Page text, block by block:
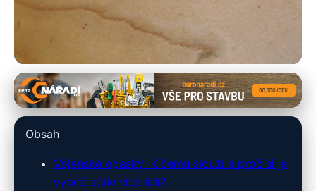
armyshop-outdoor.cz
Vojenské Opasky: Praktický
Průvodce Výběrem a Použitím
22. 3. 2026 · 9 min čtení · Autor: Tomáš Novák
Obsah
Vojenské opasky: K čemu slouží a proč si je
vybírá stále více lidí?